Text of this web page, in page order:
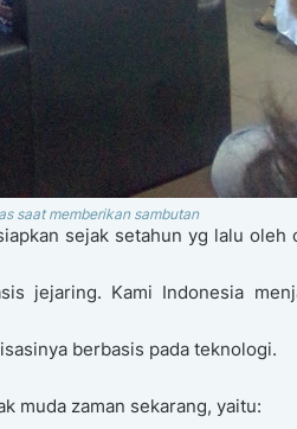
saat memberikan sambutan
sejak setahun yg lalu
jejaring. Kami Indonesia
berbasis pada teknologi.
muda zaman sekarang, yaitu: